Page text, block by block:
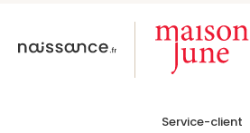
Service-client